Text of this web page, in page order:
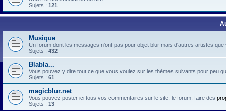
Sujets : 121
Musique
Un forum dont les messages n'ont pas pour objet blur mais d'autres artistes
Sujets : 432
Blabla...
Vous pouvez y dire tout ce que vous voulez sur les thèmes suivants pour peu
Sujets : 61
magicblur.net
Vous pouvez poster ici tous vos commentaires sur le site, le forum, faire des
Sujets : 13